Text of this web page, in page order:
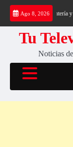
Saltar
contenido
Ago 8, 2026
al Cerro Cantería y su
Tu
Noticias